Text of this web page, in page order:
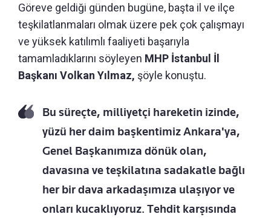
Göreve geldiği günden bugüne, başta il ve ilçe
teşkilatlanmaları olmak üzere pek çok çalışmayı
ve yüksek katılımlı faaliyeti başarıyla
tamamladıklarını söyleyen MHP İstanbul İl
Başkanı Volkan Yılmaz, şöyle konuştu.
Bu süreçte, milliyetçi hareketin izinde,
yüzü her daim başkentimiz Ankara'ya,
Genel Başkanımıza dönük olan,
davasına ve teşkilatına sadakatle bağlı
her bir dava arkadaşımıza ulaşıyor ve
onları kucaklıyoruz. Tehdit karşısında